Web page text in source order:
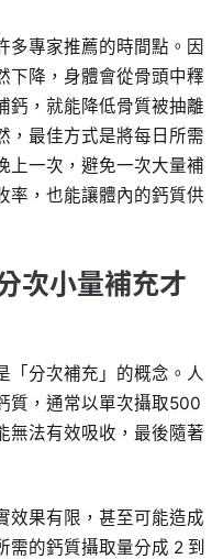
多專家推薦的時間點。因
下降，身體會從骨頭中釋
鈣，就能降低骨質被抽離
，最佳方式是將每日所需
上一次，避免一次大量補
率，也能讓體內的鈣質供
次小量補充才
「分次補充」的概念。人
質，通常以單次攝取500
無法有效吸收，最後隨著
效果有限，甚至可能造成
的鈣質攝取量分成 2 到